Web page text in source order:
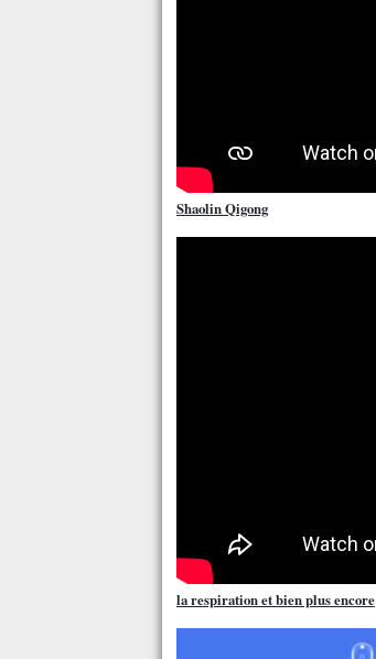
Shaolin Qigong
la respiration et bien plus encore